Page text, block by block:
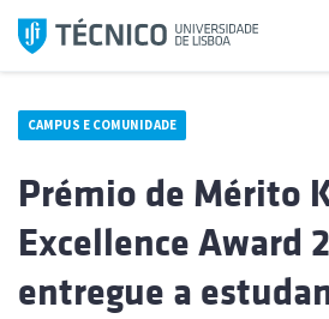
Saltar
para
CAMPUS E COMUNIDADE
Prémio de Mérito
Excellence Award
entregue a